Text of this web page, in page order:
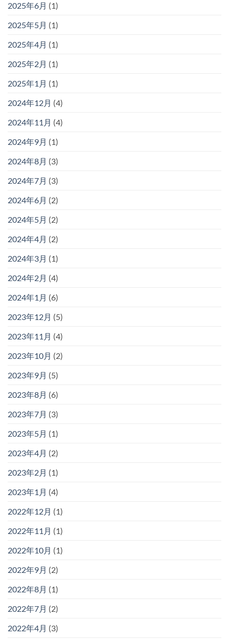
2025年6月 (1)
2025年5月 (1)
2025年4月 (1)
2025年2月 (1)
2025年1月 (1)
2024年12月 (4)
2024年11月 (4)
2024年9月 (1)
2024年8月 (3)
2024年7月 (3)
2024年6月 (2)
2024年5月 (2)
2024年4月 (2)
2024年3月 (1)
2024年2月 (4)
2024年1月 (6)
2023年12月 (5)
2023年11月 (4)
2023年10月 (2)
2023年9月 (5)
2023年8月 (6)
2023年7月 (3)
2023年5月 (1)
2023年4月 (2)
2023年2月 (1)
2023年1月 (4)
2022年12月 (1)
2022年11月 (1)
2022年10月 (1)
2022年9月 (2)
2022年8月 (1)
2022年7月 (2)
2022年4月 (3)